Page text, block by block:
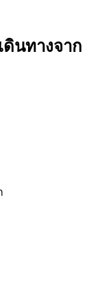
ดินทางจาก